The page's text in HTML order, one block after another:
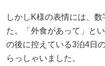
しかしK様の表情には、
た。「外食があって」と
の後に控えている3泊4日
らっしゃいました。